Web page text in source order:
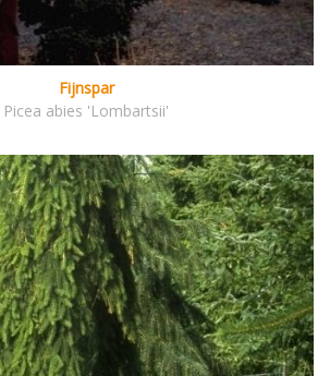
Fijnspar
Picea abies 'Lombartsii'